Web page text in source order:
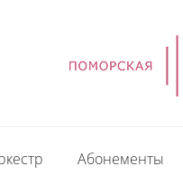
Абонементы